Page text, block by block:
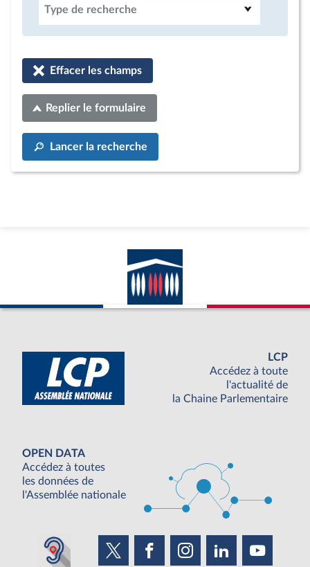
Type de recherche
Effacer les champs
Replier le formulaire
Lancer la recherche
LCP
Accédez à toute
l'actualité de
la Chaine Parlementaire
OPEN DATA
Accédez à toutes
les données de
l'Assemblée nationale